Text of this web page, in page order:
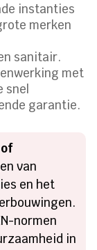
instanties
merken
sanitair.
met
garantie.
van
en het
normen
in